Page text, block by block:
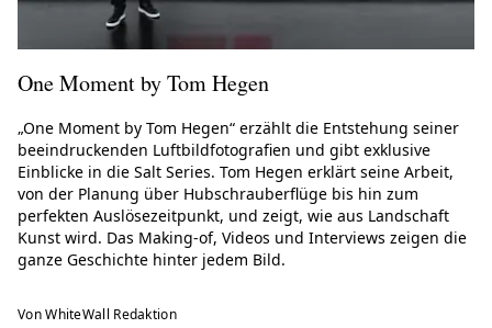
One Moment by Tom Hegen
„One Moment by Tom Hegen“ erzählt die Entstehung seiner
beeindruckenden Luftbildfotografien und gibt exklusive
Einblicke in die Salt Series. Tom Hegen erklärt seine Arbeit,
von der Planung über Hubschrauberflüge bis hin zum
perfekten Auslösezeitpunkt, und zeigt, wie aus Landschaft
Kunst wird. Das Making-of, Videos und Interviews zeigen die
ganze Geschichte hinter jedem Bild.
Von WhiteWall Redaktion